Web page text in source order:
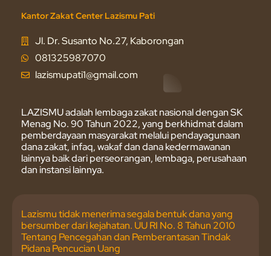
Kantor Zakat Center Lazismu Pati
Jl. Dr. Susanto No.27, Kaborongan
081325987070
lazismupati1@gmail.com
LAZISMU adalah lembaga zakat nasional dengan SK
Menag No. 90 Tahun 2022, yang berkhidmat dalam
pemberdayaan masyarakat melalui pendayagunaan
dana zakat, infaq, wakaf dan dana kedermawanan
lainnya baik dari perseorangan, lembaga, perusahaan
dan instansi lainnya.
Lazismu tidak menerima segala bentuk dana yang
bersumber dari kejahatan. UU RI No. 8 Tahun 2010
Tentang Pencegahan dan Pemberantasan Tindak
Pidana Pencucian Uang